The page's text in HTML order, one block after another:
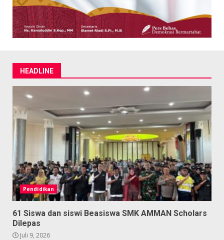
HEADLINE
Pendidikan
61 Siswa dan siswi Beasiswa SMK AMMAN Scholars
Dilepas
Juli 9, 2026